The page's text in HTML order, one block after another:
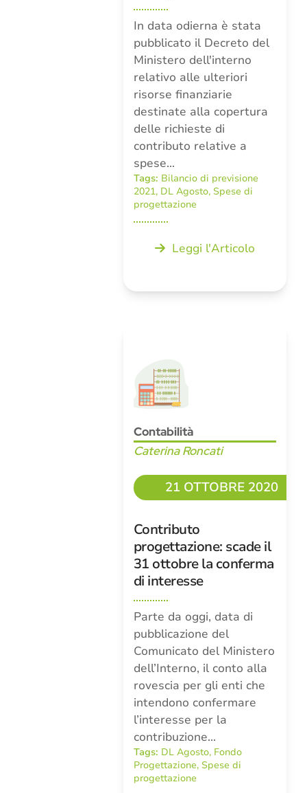
In data odierna è stata
pubblicato il Decreto del
Ministero dell'interno
relativo alle ulteriori
risorse finanziarie
destinate alla copertura
delle richieste di
contributo relative a
spese…
Tags: Bilancio di previsione
2021, DL Agosto, Spese di
progettazione
Leggi l'Articolo
Contabilità
Caterina Roncati
21 OTTOBRE 2020
Contributo
progettazione: scade il
31 ottobre la conferma
di interesse
Parte da oggi, data di
pubblicazione del
Comunicato del Ministero
dell’Interno, il conto alla
rovescia per gli enti che
intendono confermare
l’interesse per la
contribuzione…
Tags: DL Agosto, Fondo
Progettazione, Spese di
progettazione